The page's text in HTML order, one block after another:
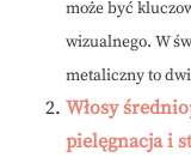
może być
wizualnego. W
metaliczny to
Włosy
pielęgnacja i